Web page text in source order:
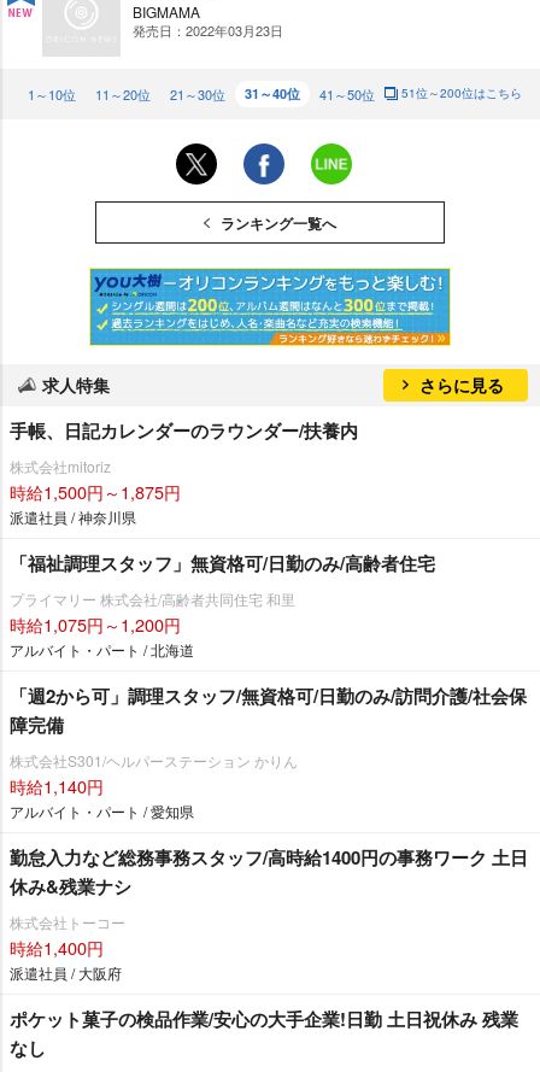
BIGMAMA
発売日：2022年03月23日
1～10位 11～20位 21～30位 31～40位 41～50位 51位～200位はこちら
ランキング一覧へ
求人特集 さらに見る
手帳、日記カレンダーのラウンダー/扶養内
株式会社mitoriz
時給1,500円～1,875円
派遣社員 / 神奈川県
「福祉調理スタッフ」無資格可/日勤のみ/高齢者住宅
プライマリー 株式会社/高齢者共同住宅 和里
時給1,075円～1,200円
アルバイト・パート / 北海道
「週2から可」調理スタッフ/無資格可/日勤のみ/訪問介護/社会保
障完備
株式会社S301/ヘルパーステーション かりん
時給1,140円
アルバイト・パート / 愛知県
勤怠入力など総務事務スタッフ/高時給1400円の事務ワーク 土日
休み&残業ナシ
株式会社トーコー
時給1,400円
派遣社員 / 大阪府
ポケット菓子の検品作業/安心の大手企業!日勤 土日祝休み 残業
なし